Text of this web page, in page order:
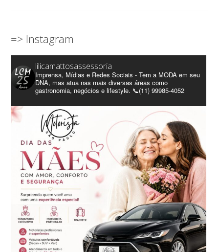
=> Instagram
lilicamattosassessoria
Imprensa, Mídias e Redes Sociais - Tem a MODA em seu
DNA, mas atua nas mais diversas áreas como
gastronomia, negócios e lifestyle. 📞(11) 99985-4052